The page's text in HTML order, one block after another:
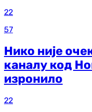
22
57
Нико није
каналу код
изронило
22